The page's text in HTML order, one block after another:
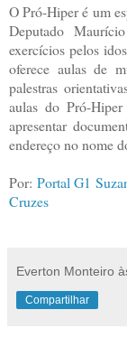
O Pró-Hiper é um
Deputado
exercícios pelos
oferece aulas de
palestras
aulas do Pró-
apresentar
endereço no nome
Por: Portal G1
Cruzes
Everton Monteiro
Compartilhar